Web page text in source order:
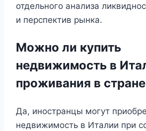
отдельного анализа
и перспектив рынка.
Можно ли купить
недвижимость в
проживания в
Да, иностранцы могут
недвижимость в Италии при